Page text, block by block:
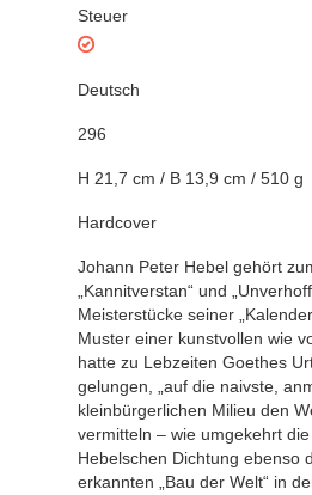
Steuer
Deutsch
296
H 21,7 cm / B 13,9 cm / 510 g
Hardcover
Johann Peter Hebel gehört
„Kannitverstan“ und
Meisterstücke seiner
Muster einer kunstvollen wie
hatte zu Lebzeiten Goethes
gelungen, „auf die naivste,
kleinbürgerlichen Milieu den
vermitteln – wie umgekehrt
Hebelschen Dichtung ebenso
erkannten „Bau der Welt“ in